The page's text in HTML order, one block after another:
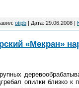
otipb | Дата: 29.06.2008 |
«Мекран»
опилки близко